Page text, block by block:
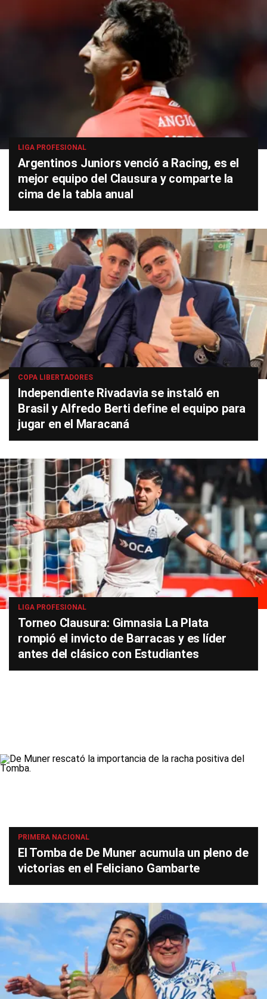
LIGA PROFESIONAL
Argentinos Juniors venció a Racing, es el
mejor equipo del Clausura y comparte la
cima de la tabla anual
COPA LIBERTADORES
Independiente Rivadavia se instaló en
Brasil y Alfredo Berti define el equipo para
jugar en el Maracaná
LIGA PROFESIONAL
Torneo Clausura: Gimnasia La Plata
rompió el invicto de Barracas y es líder
antes del clásico con Estudiantes
PRIMERA NACIONAL
El Tomba de De Muner acumula un pleno de
victorias en el Feliciano Gambarte